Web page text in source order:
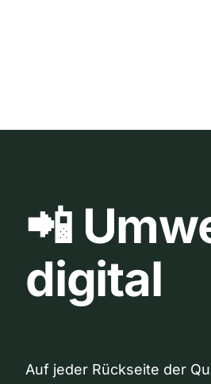
📲
digital
Auf jeder Rückseite der